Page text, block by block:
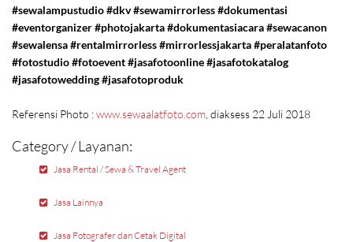
#sewalampustudio #dkv #sewamirrorless #dokumentasi
#eventorganizer #photojakarta #dokumentasiacara #sewacanon
#sewalensa #rentalmirrorless #mirrorlessjakarta #peralatanfoto
#fotostudio #fotoevent #jasafotoonline #jasafotokatalog
#jasafotowedding #jasafotoproduk
Referensi Photo :www.sewaalatfoto.com , diaksess 22 Juli 2018
Category / Layanan:
Jasa Rental / Sewa & Travel Agent
Jasa Lainnya
Jasa Fotografer dan Cetak Digital